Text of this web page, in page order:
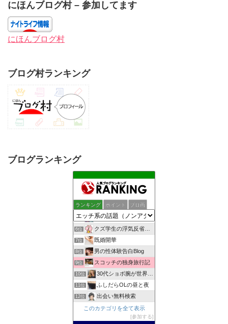
にほんブログ村 – 参加してます
にほんブログ村
ブログ村ランキング
ブログランキング
ランキング ポイント ブロ画
2位 しっぽの練習帳
女子スポーツジャーナル
4位 一夜妻への想い
5位 ぼっち女のエロ事情 一人エッチをとことん楽しむアダルトブログ
6位 クズ学生の浮気反省日記
7位 既婚開華
8位 男の性体験告白Blog
9位 スコッチの独身旅行記
10位 30代ショボ腕が世界でナンパとフウゾクを楽しむブログ
11位 ふしだらOLの昼と夜
12位 出会い無料検索
13位 自慰依存症OLのオナニー体験告白ブログ
BuzzGirls [バズガールズ]
このカテゴリを全て表示
参加する